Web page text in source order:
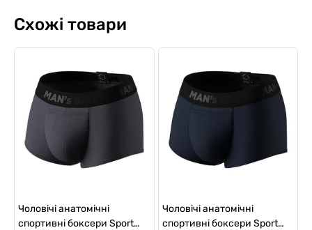
Схожі товари
Чоловічі анатомічні
спортивні боксери Sport
Чоловічі анатомічні
спортивні боксери Sport